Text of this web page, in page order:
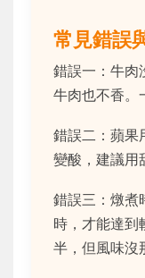
常見錯誤
錯誤一：牛肉
牛肉也不香。
錯誤二：蘋果
變酸，建議用
錯誤三：燉煮
時，才能達到
半，但風味沒